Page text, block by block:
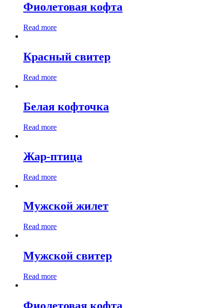
Фиолетовая кофта
Read more
Красный свитер
Read more
Белая кофточка
Read more
Жар-птица
Read more
Мужской жилет
Read more
Мужской свитер
Read more